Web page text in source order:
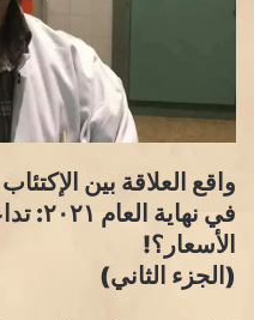
واقع العلاقة بين
في
الأسعار؟!
(الجزء الثاني)